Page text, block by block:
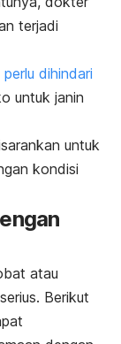
terjadi
dihindari
untuk janin
untuk
kondisi
atau
Berikut